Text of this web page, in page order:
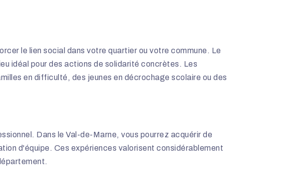
le lien social dans votre quartier ou votre commune. Le
idéal pour des actions de solidarité concrètes. Les
en difficulté, des jeunes en décrochage scolaire ou des
Dans le Val-de-Marne, vous pourrez acquérir de
d'équipe. Ces expériences valorisent considérablement